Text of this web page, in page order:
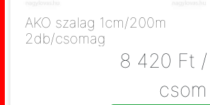
AKO szalag 1cm/200m
2db/csomag
8 420 Ft /
csom